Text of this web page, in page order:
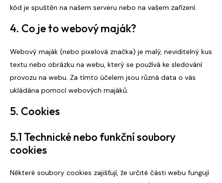
kód je spuštěn na našem serveru nebo na vašem zařízení.
4. Co je to webový maják?
Webový maják (nebo pixelová značka) je malý, neviditelný kus
textu nebo obrázku na webu, který se používá ke sledování
provozu na webu. Za tímto účelem jsou různá data o vás
ukládána pomocí webových majáků.
5. Cookies
5.1 Technické nebo funkční soubory
cookies
Některé soubory cookies zajišťují, že určité části webu fungují